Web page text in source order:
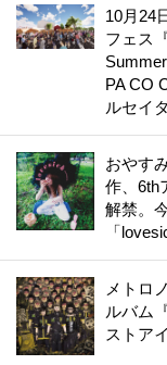
10月24
フェス
PA CO
ルセイ
おやす
作、6th
解禁。
「
メトロ
ルバム
ストア